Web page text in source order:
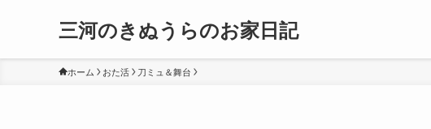
三河のきぬうらのお家日記
ホーム おた活 刀ミュ＆舞台